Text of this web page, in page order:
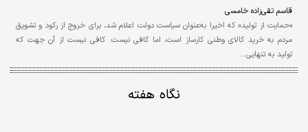
قاسم تقی‌زاده خامسی
«حمایت از تولید» که اخیرا به‌عنوان سیاست دولت اعلام شد، برای خروج از رکود و تشویق
مردم به خرید کالای وطنی کارساز است، اما کافی نیست. کافی نیست از آن جهت که
تولید به تنهایی…
نگاه هفته